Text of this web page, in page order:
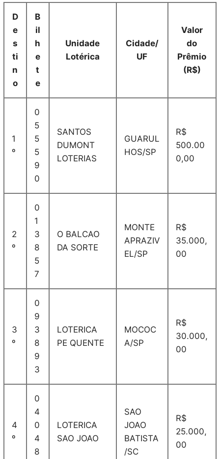
D
e
s
ti
n
o
B
il
h
e
t
e
Unidade
Lotérica
Cidade/
UF
Valor
do
Prêmio
(R$)
1
º
0
5
5
5
9
0
SANTOS
DUMONT
LOTERIAS
GUARUL
HOS/SP
R$
500.00
0,00
2
º
0
1
3
8
5
7
O BALCAO
DA SORTE
MONTE
APRAZIV
EL/SP
R$
35.000,
00
3
º
0
9
3
8
9
3
LOTERICA
PE QUENTE
MOCOC
A/SP
R$
30.000,
00
4
º
0
4
0
4
8
LOTERICA
SAO JOAO
SAO
JOAO
BATISTA
/SC
R$
25.000,
00